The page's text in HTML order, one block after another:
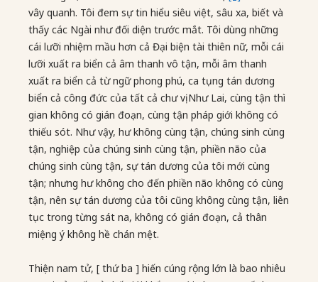
vây quanh. Tôi đem sự tin hiểu siêu việt, sâu xa, biết và
thấy các Ngài như đối diện trước mắt. Tôi dùng những
cái lưỡi nhiệm mầu hơn cả Đại biện tài thiên nữ, mỗi cái
lưỡi xuất ra biển cả âm thanh vô tận, mỗi âm thanh
xuất ra biển cả từ ngữ phong phú, ca tụng tán dương
biển cả công đức của tất cả chư vị Như Lai, cùng tận thì
gian không có gián đoạn, cùng tận pháp giới không có
thiếu sót. Như vậy, hư không cùng tận, chúng sinh cùng
tận, nghiệp của chúng sinh cùng tận, phiền não của
chúng sinh cùng tận, sự tán dương của tôi mới cùng
tận; nhưng hư không cho đến phiền não không có cùng
tận, nên sự tán dương của tôi cũng không cùng tận, liên
tục trong từng sát na, không có gián đoạn, cả thân
miệng ý không hề chán mệt.
Thiện nam tử, [ thứ ba ] hiến cúng rộng lớn là bao nhiêu